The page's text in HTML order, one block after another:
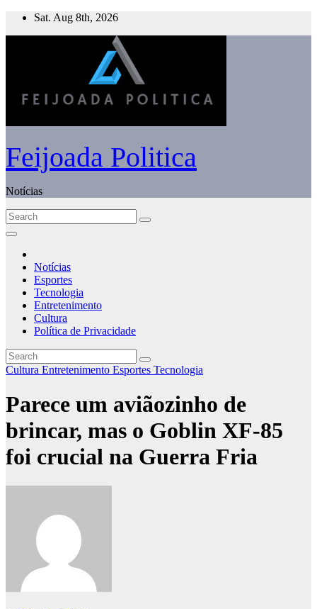
Skip
Sat. Aug 8th, 2026
Feijoada Politica
Notícias
Notícias
Esportes
Tecnologia
Entretenimento
Cultura
Política de Privacidade
Cultura Entretenimento Esportes Tecnologia
Parece um aviãozinho de
brincar, mas o Goblin XF-85
foi crucial na Guerra Fria